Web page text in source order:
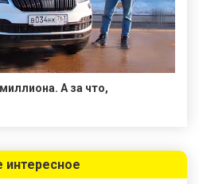
А за что,
интересное